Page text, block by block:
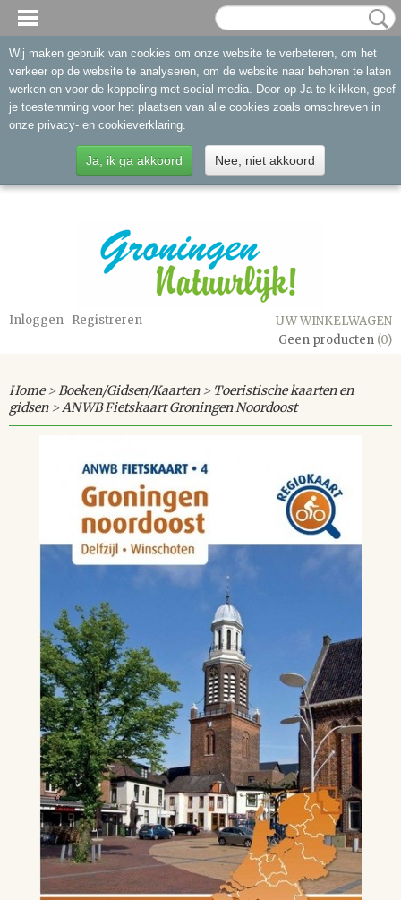
Inloggen Registreren
UW WINKELWAGEN
Geen producten (0)
Home>Boeken/Gidsen/Kaarten> Toeristische kaarten en
gidsen>ANWB Fietskaart Groningen Noordoost
Wij maken gebruik van cookies om onze website te verbeteren, om het
verkeer op de website te analyseren, om de website naar behoren te laten
werken en voor de koppeling met social media. Door op Ja te klikken, geef
je toestemming voor het plaatsen van alle cookies zoals omschreven in
onze privacy- en cookieverklaring.
Ja, ik ga akkoord Nee, niet akkoord